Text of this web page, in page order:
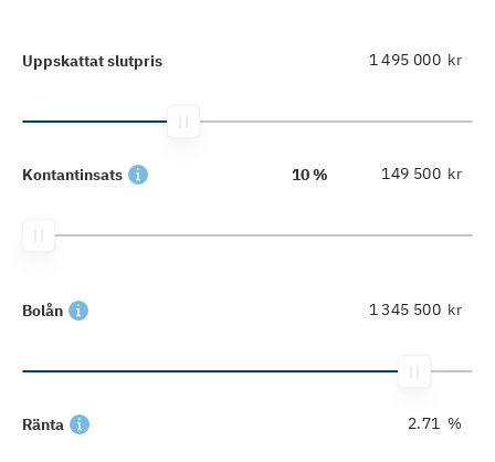
Uppskattat slutpris kr
Kontantinsats 10 % kr
Bolån kr
Ränta %